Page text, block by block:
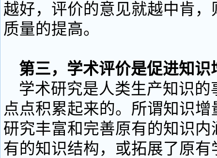
越好，评价的意见就越中肯
质量的提高。
第三，学术评价是促进知识
学术研究是人类生产知识的
点点积累起来的。所谓知识
研究丰富和完善原有的知识
有的知识结构，或拓展了原有